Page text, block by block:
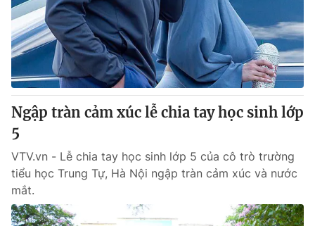
Ngập tràn cảm xúc lễ chia tay học sinh lớp
5
VTV.vn - Lễ chia tay học sinh lớp 5 của cô trò trường
tiểu học Trung Tự, Hà Nội ngập tràn cảm xúc và nước
mắt.